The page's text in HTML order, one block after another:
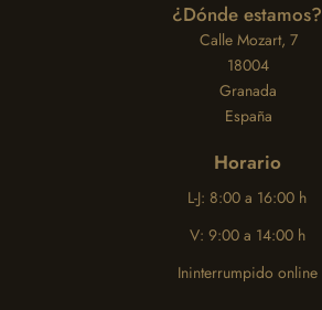
¿Dónde estamos?
Calle Mozart, 7
18004
Granada
España
Horario
L-J: 8:00 a 16:00 h
V: 9:00 a 14:00 h
Ininterrumpido online